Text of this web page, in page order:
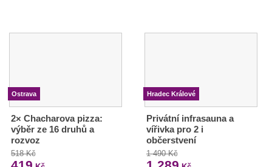
Ostrava
2× Chacharova pizza:
výběr ze 16 druhů a
rozvoz
518 Kč
Hradec Králové
Privátní infrasauna a
vířivka pro 2 i
občerstvení
1 490 Kč